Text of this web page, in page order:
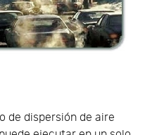
de dispersión de aire